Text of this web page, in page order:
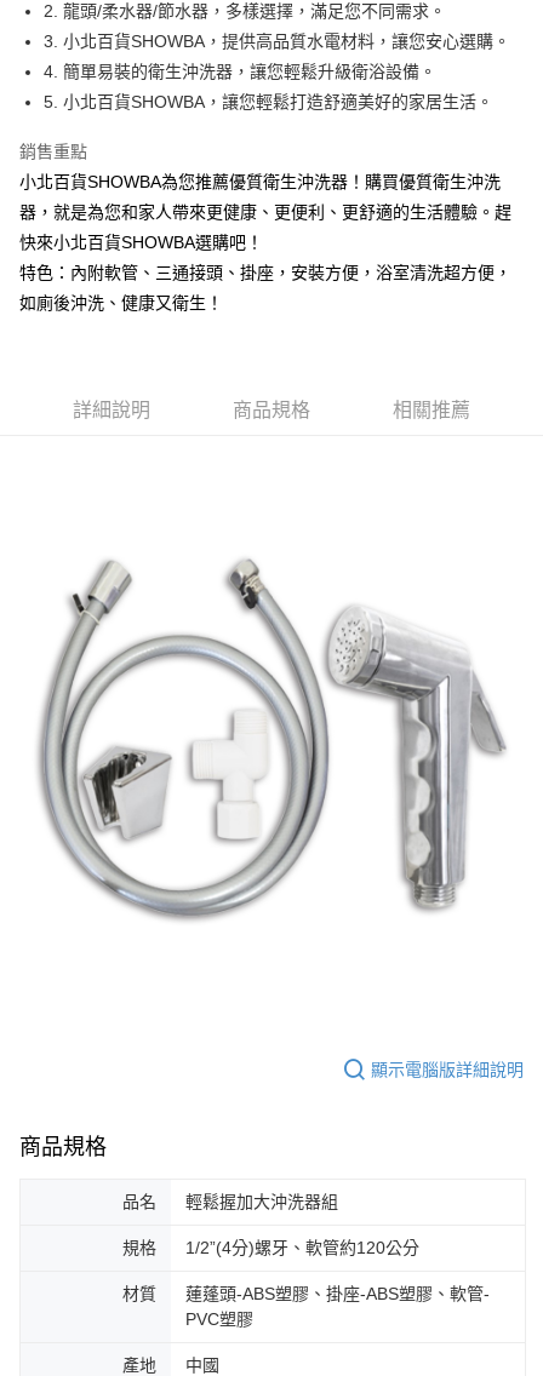
街口支付
悠遊付
Google Pay
AFTEE先享後付
相關說明
【關於「AFTEE先享後付」】
AFTEE先享後付是「在收到商品之後才付款」的支付方式。 讓您購物簡單
便利好安心！
１．簡單：不需註冊會員、不需綁卡、不需儲值。
２．便利：只要手機號碼，簡訊認證，即可結帳。
結帳頁面，進行簡訊認證並確認金額後，即可完成結帳。
※ 交易是否成功請以「AFTEE先享後付 」之結帳頁面顯示為準，若有關於
是否繳費成功／繳費後需取消欲退款等相關疑問，請聯繫「AFTEE先享後付
客戶支援中心」
https://netprotections.freshdesk.com/support/home
【注意事項】
１．透過由恩沛科技股份有限公司提供之「AFTEE先享後付」服務完成之交
易，需依本服務之必要範圍內提供個人資料，並將交易相關給付款項請求債
權轉讓予恩沛科技股份有限公司。
２．關於個人資料處理事宜，請瀏覽以下網址：
https://aftee.tw/terms/#terms3
３．未成年的使用者請事先徵得法定代理人或監護人之同意方可使用
「AFTEE先享後付」，若未經同意申辦者引起之損失，本公司不負相關責
任。
４．使用「AFTEE先享後付」時，將依據個別帳號之用戶狀況，依本公司即
時審查核予不同之上限額度；若仍有額度不足之情形，本公司將視審查結果
請求用戶進行身份認證。
５．嚴禁一人註冊多個帳號或使用他人資訊註冊。若發現惡意使用之情形，
付款後全家取貨
付款後7-11取貨
每筆NT$60，滿NT$599(含以上)免運費
每筆NT$120，滿NT$899(含以上)免運費
2. 龍頭/柔水器/節水器，多樣選擇，滿足您不同需求。
3. 小北百貨SHOWBA，提供高品質水電材料，讓您安心選購。
4. 簡單易裝的衛生沖洗器，讓您輕鬆升級衛浴設備。
5. 小北百貨SHOWBA，讓您輕鬆打造舒適美好的家居生活。
銷售重點
小北百貨SHOWBA為您推薦優質衛生沖洗器！購買優質衛生沖洗
器，就是為您和家人帶來更健康、更便利、更舒適的生活體驗。趕
快來小北百貨SHOWBA選購吧！
特色：內附軟管、三通接頭、掛座，安裝方便，浴室清洗超方便，
如廁後沖洗、健康又衛生！
詳細說明 商品規格 相關推薦
顯示電腦版詳細說明
商品規格
品名 輕鬆握加大沖洗器組
規格 1/2”(4分)螺牙、軟管約120公分
材質
蓮蓬頭-ABS塑膠、掛座-ABS塑膠、軟管-
PVC塑膠
產地 中國